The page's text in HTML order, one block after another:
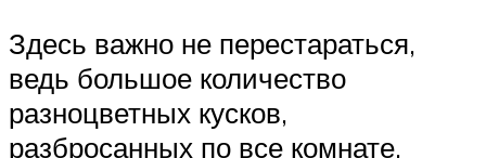
Здесь важно не перестараться,
ведь большое количество
разноцветных кусков,
разбросанных по все комнате,